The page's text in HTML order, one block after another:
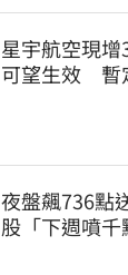
星宇航空現
可望生效 暫
夜盤飆736點
股「下週噴